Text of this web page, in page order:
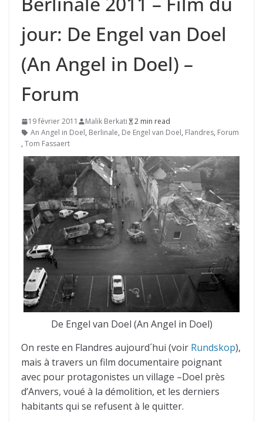
jour: De Engel van Doel
(An Angel in Doel) –
Forum
19 février 2011 Malik Berkati
2 min read
An Angel in Doel, Berlinale, De Engel van Doel, Flandres, Forum
, Tom Fassaert
De Engel van Doel (An Angel in Doel)
On reste en Flandres aujourd´hui (voir Rundskop),
mais à travers un film documentaire poignant
avec pour protagonistes un village –Doel près
d’Anvers, voué à la démolition, et les derniers
habitants qui se refusent à le quitter.